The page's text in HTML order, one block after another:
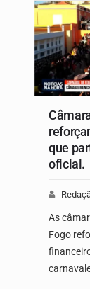
que
oficial.
As
Fogo